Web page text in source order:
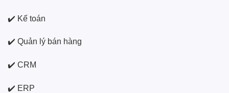
✔️ Kế toán
✔️ Quản lý bán hàng
✔️ CRM
✔️ ERP